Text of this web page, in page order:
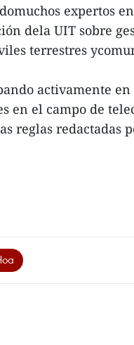
expertos
dela UIT sobre
terrestres
activamente
en el campo de
reglas redactadas